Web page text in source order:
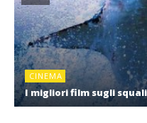
CINEMA
I migliori film sugli